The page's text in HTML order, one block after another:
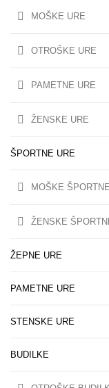
MOŠKE URE
OTROŠKE URE
PAMETNE URE
ŽENSKE URE
ŠPORTNE URE
MOŠKE
ŽENSKE
ŽEPNE URE
PAMETNE URE
STENSKE URE
BUDILKE